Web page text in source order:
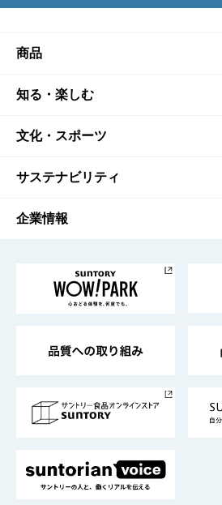
商品
商品TOP
商品一覧
商品発売情報
栄養成分一覧
知る・楽しむ
知る・楽しむTOP
キャンペーン
工場見学
地域情報
文化・スポーツ
文化・スポーツTOP
サントリーホール
サントリーサンバーズ大阪
サステナビリティ
サステナビリティTOP
サントリーが考えるサステナビ
企業情報
企業概要
採用情報